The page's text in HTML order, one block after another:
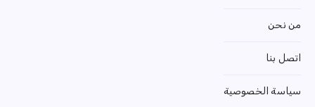
من نحن
اتصل بنا
سياسة الخصوصية